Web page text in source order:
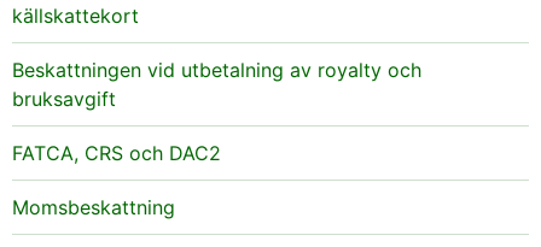
källskattekort
Beskattningen vid utbetalning av royalty och
bruksavgift
FATCA, CRS och DAC2
Momsbeskattning